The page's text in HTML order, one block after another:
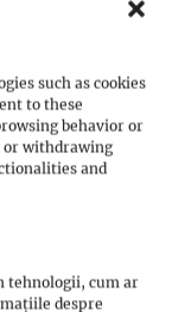
such as cookies
to these
behavior or
or withdrawing
and
tehnologii, cum ar
despre